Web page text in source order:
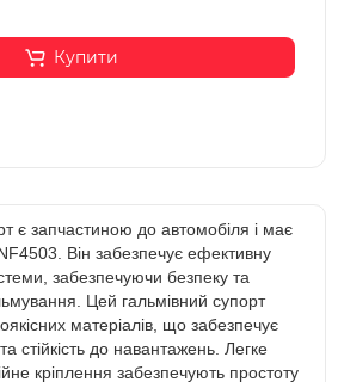
Купити
є запчастиною до автомобіля і має
Він забезпечує ефективну
забезпечуючи безпеку та
Цей гальмівний супорт
матеріалів, що забезпечує
стійкість до навантажень. Легке
кріплення забезпечують простоту